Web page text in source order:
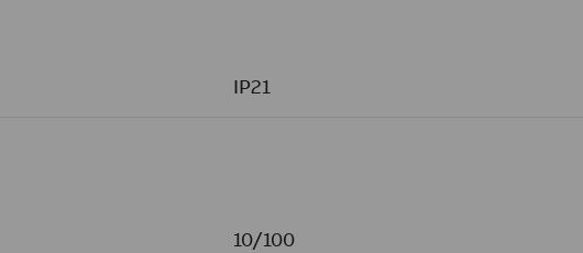
IP21
10/100